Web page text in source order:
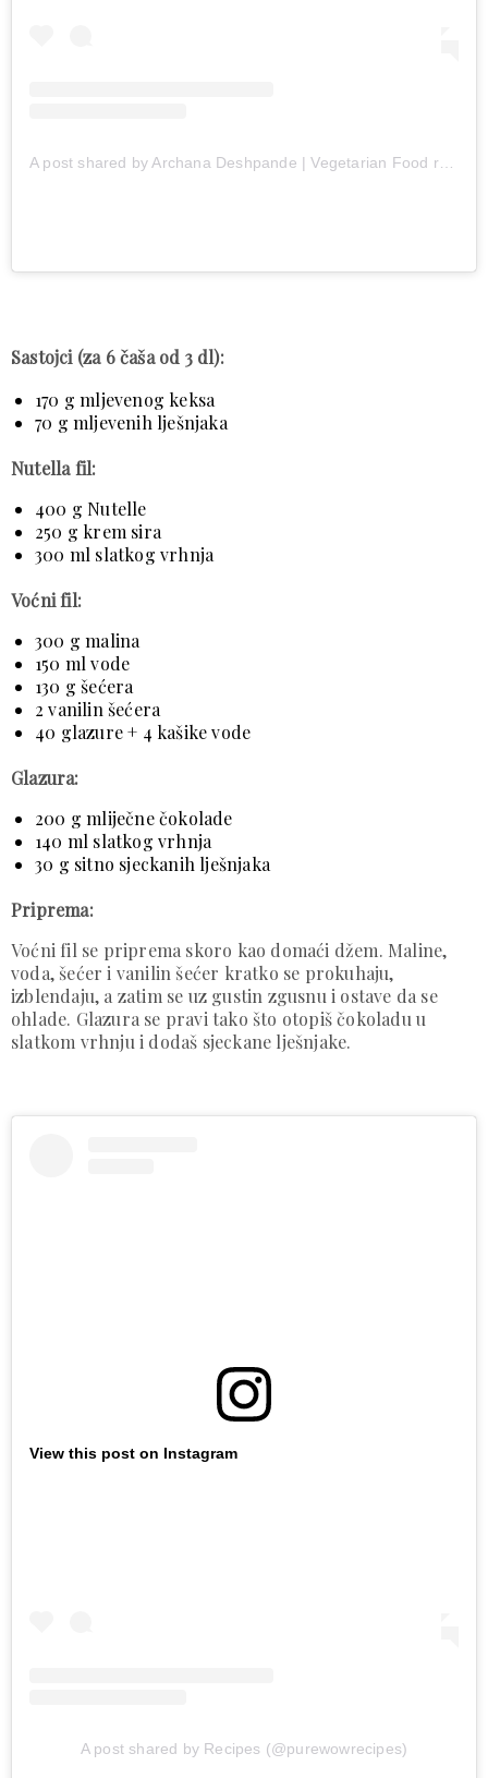
Sastojci (za 6 čaša od 3 dl):
170 g mljevenog keksa
70 g mljevenih lješnjaka
Nutella fil:
400 g Nutelle
250 g krem sira
300 ml slatkog vrhnja
Voćni fil:
300 g malina
150 ml vode
130 g šećera
2 vanilin šećera
40 glazure + 4 kašike vode
Glazura:
200 g mliječne čokolade
140 ml slatkog vrhnja
30 g sitno sjeckanih lješnjaka
Priprema:
Voćni fil se priprema skoro kao domaći džem. Maline,
voda, šećer i vanilin šećer kratko se prokuhaju,
izblendaju, a zatim se uz gustin zgusnu i ostave da se
ohlade. Glazura se pravi tako što otopiš čokoladu u
slatkom vrhnju i dodaš sjeckane lješnjake.
View this post on Instagram
A post shared by Recipes (@purewowrecipes)